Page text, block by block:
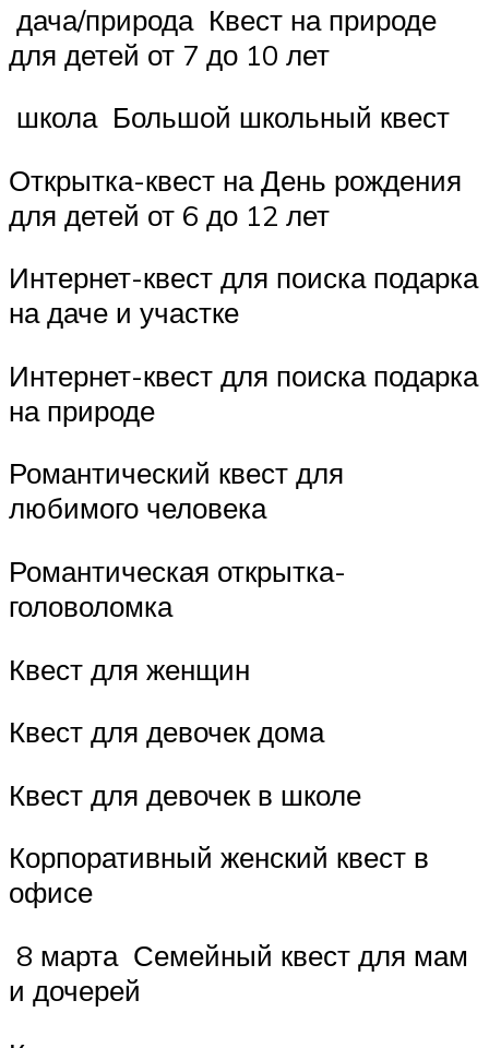
дача/природа Квест на природе
для детей от 7 до 10 лет
школа Большой школьный квест
Открытка-квест на День рождения
для детей от 6 до 12 лет
Интернет-квест для поиска подарка
на даче и участке
Интернет-квест для поиска подарка
на природе
Романтический квест для
любимого человека
Романтическая открытка-
головоломка
Квест для женщин
Квест для девочек дома
Квест для девочек в школе
Корпоративный женский квест в
офисе
8 марта Семейный квест для мам
и дочерей